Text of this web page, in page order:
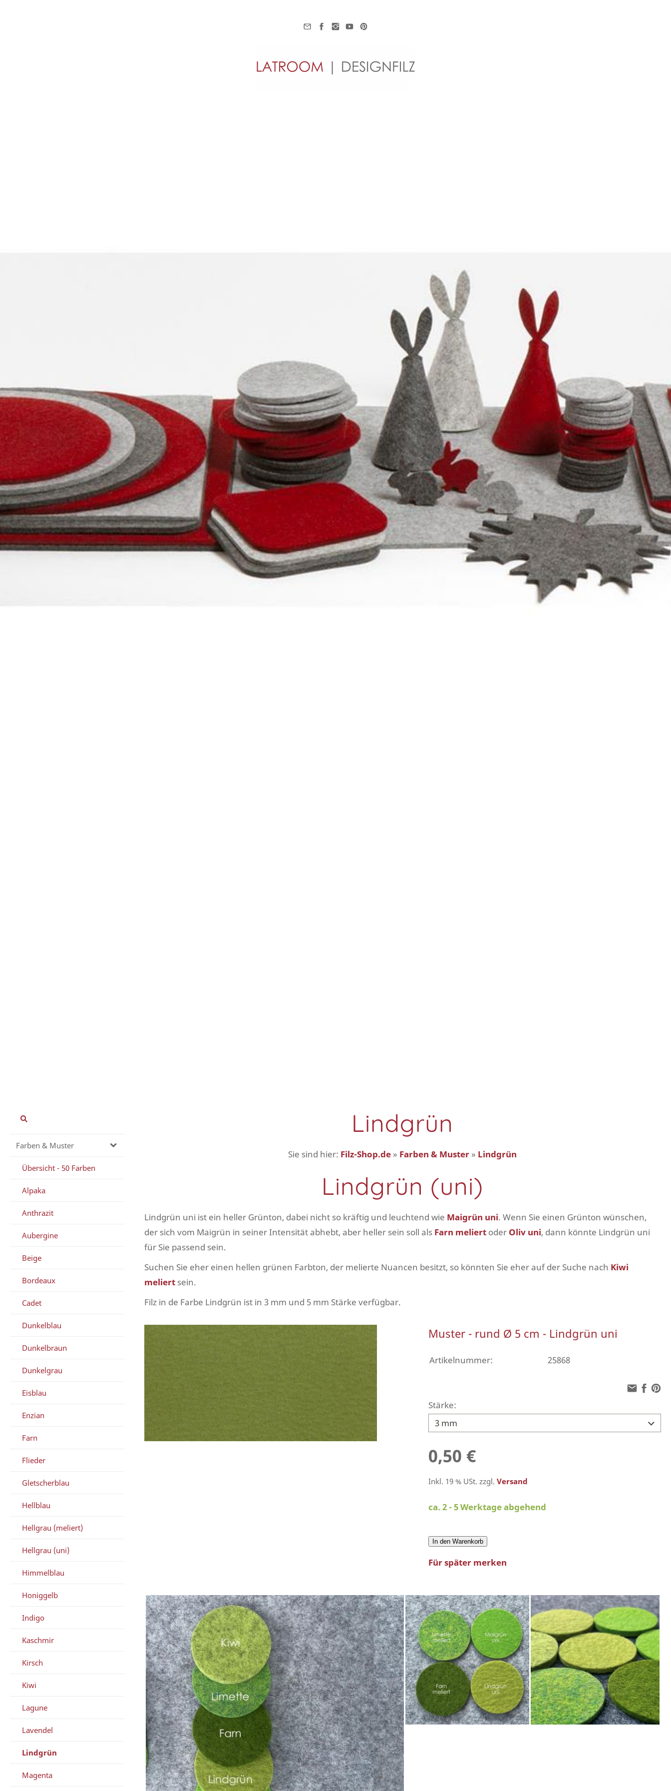
Farben & Muster
Übersicht - 50 Farben
Alpaka
Anthrazit
Aubergine
Beige
Bordeaux
Cadet
Dunkelblau
Dunkelbraun
Dunkelgrau
Eisblau
Enzian
Farn
Flieder
Gletscherblau
Hellblau
Hellgrau (meliert)
Hellgrau (uni)
Himmelblau
Honiggelb
Indigo
Kaschmir
Kirsch
Kiwi
Lagune
Lavendel
Lindgrün
Magenta
Lindgrün
Sie sind hier: Filz-Shop.de » Farben & Muster » Lindgrün
Lindgrün (uni)
Lindgrün uni ist ein heller Grünton, dabei nicht so kräftig und leuchtend wie Maigrün uni. Wenn Sie einen Grünton wünschen,
der sich vom Maigrün in seiner Intensität abhebt, aber heller sein soll als Farn meliert oder Oliv uni, dann könnte Lindgrün uni
für Sie passend sein.
Suchen Sie eher einen hellen grünen Farbton, der melierte Nuancen besitzt, so könnten Sie eher auf der Suche nach Kiwi
meliert sein.
Filz in de Farbe Lindgrün ist in 3 mm und 5 mm Stärke verfügbar.
Muster - rund Ø 5 cm - Lindgrün uni
Artikelnummer: 25868
Stärke:
0,50 €
Inkl. 19 % USt. zzgl.Versand
ca. 2 - 5 Werktage abgehend
In den Warenkorb
Für später merken